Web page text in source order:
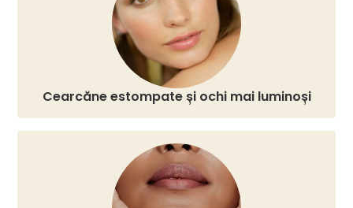
Cearcăne estompate și ochi mai luminoși